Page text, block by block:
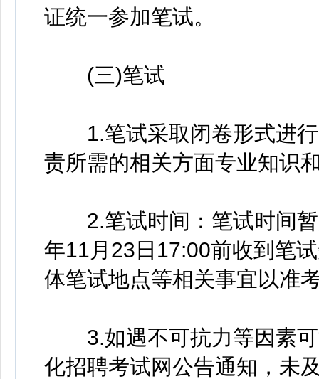
证统一参加笔试。
(三)笔试
1.笔试采取闭卷形式进行
责所需的相关方面专业知识
2.笔试时间：笔试时间暂
年11月23日17:00前收到笔
体笔试地点等相关事宜以准
3.如遇不可抗力等因素可
化招聘考试网公告通知，未